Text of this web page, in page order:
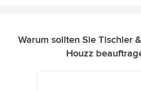
Warum sollten Sie Tischler
Houzz